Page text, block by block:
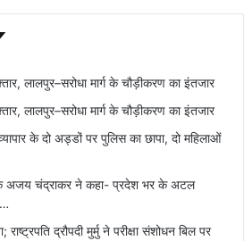
लालपुर–सरोधा मार्ग के चौड़ीकरण का इंतजार
लालपुर–सरोधा मार्ग के चौड़ीकरण का इंतजार
के दो अड्डों पर पुलिस का छापा, दो महिलाओं
अजय चंद्राकर ने कहा- प्रदेश भर के अटल
द्रौपदी मुर्मु ने परीक्षा संशोधन बिल पर